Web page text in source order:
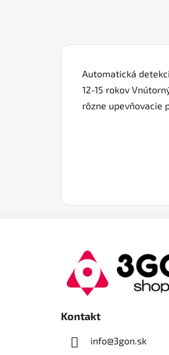
Automatická
12-15 rokov
rôzne upevňovacie
Kontakt
info@3gon.sk